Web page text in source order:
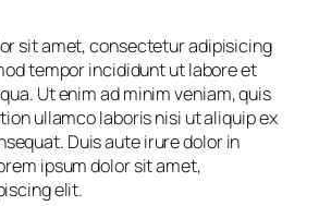
sit amet, consectetur adipisicing
tempor incididunt ut labore et
Ut enim ad minim veniam, quis
ullamco laboris nisi ut aliquip ex
Duis aute irure dolor in
ipsum dolor sit amet,
elit.